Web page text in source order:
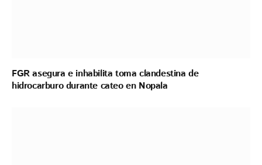
FGR asegura e inhabilita toma clandestina de
hidrocarburo durante cateo en Nopala